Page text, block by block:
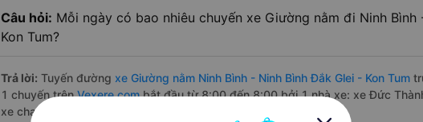
Câu hỏi: Mỗi ngày có bao nhiêu chuyến xe Giường nằm đi Ninh
Kon Tum?
Trả lời: Tuyến đường xe Giường nằm Ninh Bình - Ninh Bình Đắk Glei - Kon Tum
1 chuyến trênVexere.combắt đầu từ 8:00 đến 8:00 bởi 1 nhà xe: xe Đức
xe chạy có đầy đủ cả ban ngày, buổi trưa, buổi chiều, ban đêm